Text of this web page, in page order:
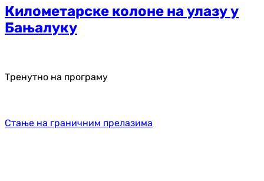
Километарске колоне на улазу у
Бањалуку
Тренутно на програму
Стање на граничним прелазима